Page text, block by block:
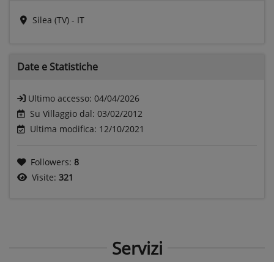
Silea (TV) - IT
Date e Statistiche
Ultimo accesso: 04/04/2026
Su Villaggio dal: 03/02/2012
Ultima modifica: 12/10/2021
Followers: 8
Visite: 321
Servizi